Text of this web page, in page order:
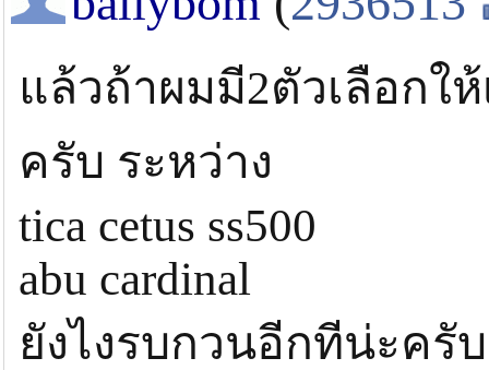
แล้วถ้าผมมี2ตัวเลือกใ
ครับ ระหว่าง
tica cetus ss500
abu cardinal
ยังไงรบกวนอีกทีน่ะครับ